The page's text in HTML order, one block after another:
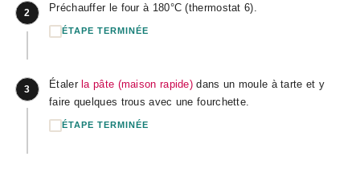
2 Préchauffer le four à 180°C (thermostat 6).
ÉTAPE TERMINÉE
3 Étalerla pâte (maison rapide) dans un moule à tarte et y
faire quelques trous avec une fourchette.
ÉTAPE TERMINÉE